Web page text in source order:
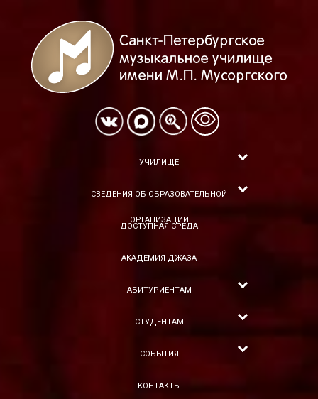
УЧИЛИЩЕ
СВЕДЕНИЯ ОБ ОБРАЗОВАТЕЛЬНОЙ
ОРГАНИЗАЦИИ
ДОСТУПНАЯ СРЕДА
АКАДЕМИЯ ДЖАЗА
АБИТУРИЕНТАМ
СТУДЕНТАМ
СОБЫТИЯ
КОНТАКТЫ